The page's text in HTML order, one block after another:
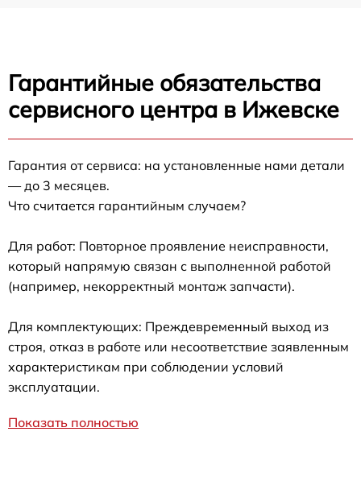
Гарантийные обязательства
сервисного центра в Ижевске
Гарантия от сервиса: на установленные нами детали
— до 3 месяцев.
Что считается гарантийным случаем?
Для работ: Повторное проявление неисправности,
который напрямую связан с выполненной работой
(например, некорректный монтаж запчасти).
Для комплектующих: Преждевременный выход из
строя, отказ в работе или несоответствие заявленным
характеристикам при соблюдении условий
эксплуатации.
Показать полностью